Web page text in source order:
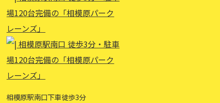
相模原駅南口下車徒歩3分